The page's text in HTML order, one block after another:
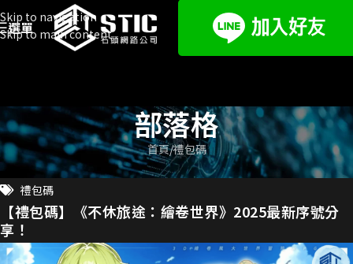
Skip to navigation
Skip to main content
選單
部落格
首頁 禮包碼
禮包碼
【禮包碼】《不休旅途：繪卷世界》2025最新序號分
享！